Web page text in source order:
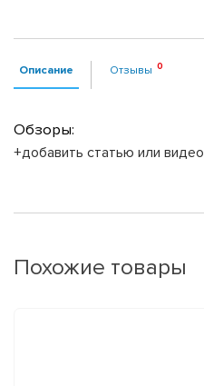
Описание Отзывы
Обзоры:
+добавить статью или видео
Похожие товары